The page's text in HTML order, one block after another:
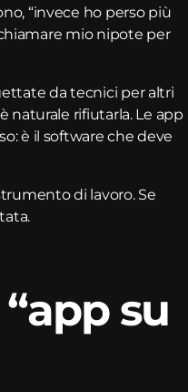
“invece ho perso più
mio nipote per
da tecnici per altri
naturale rifiutarla. Le app
è il software che deve
di lavoro. Se
su